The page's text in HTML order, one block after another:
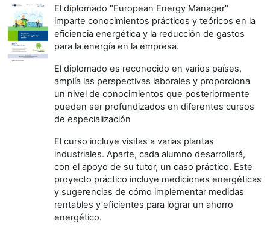
El diplomado "European Energy Manager"
imparte conocimientos prácticos y teóricos en la
eficiencia energética y la reducción de gastos
para la energía en la empresa.
El diplomado es reconocido en varios países,
amplía las perspectivas laborales y proporciona
un nivel de conocimientos que posteriormente
pueden ser profundizados en diferentes cursos
de especialización
El curso incluye visitas a varias plantas
industriales. Aparte, cada alumno desarrollará,
con el apoyo de su tutor, un caso práctico. Este
proyecto práctico incluye mediciones energéticas
y sugerencias de cómo implementar medidas
rentables y eficientes para lograr un ahorro
energético.